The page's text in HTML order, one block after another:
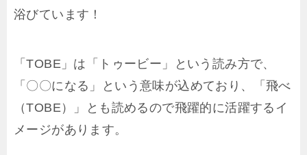
浴びています！
「TOBE」は「トゥービー」という読み方で、
「〇〇になる」という意味が込めており、「飛べ
（TOBE）」とも読めるので飛躍的に活躍するイ
メージがあります。